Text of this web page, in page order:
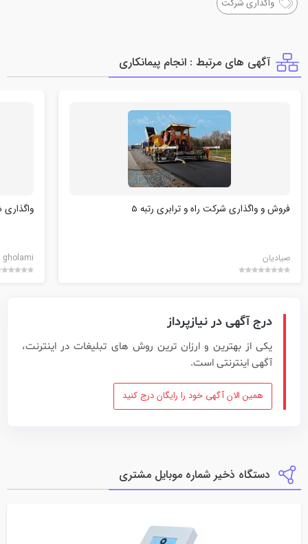
آگهی های مرتبط : انجام پيمانكاري
فروش و واگذاری شرکت راه و ترابری رتبه 5
صیادیان
واگذاری
gholami
درج آگهی در نیازپرداز
یکی از بهترین و ارزان ترین روش های تبلیغات در اینترنت،
آگهی اینترنتی است.
همین الان آگهی خود را رایگان درج کنید
دستگاه ذخیر شماره موبایل مشتری